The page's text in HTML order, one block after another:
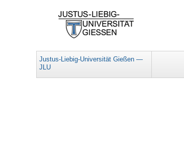
Justus-Liebig-Universität Gießen —
JLU